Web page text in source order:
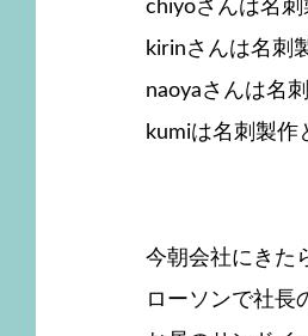
chiyoさんは名刺
kirinさんは名刺
naoyaさんは名刺
kumiは名刺製
今朝会社にきた
ローソンで社長